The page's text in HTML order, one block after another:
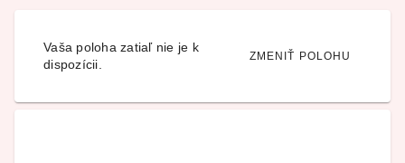
Vaša poloha zatiaľ nie je k
dispozícii.
ZMENIŤ POLOHU